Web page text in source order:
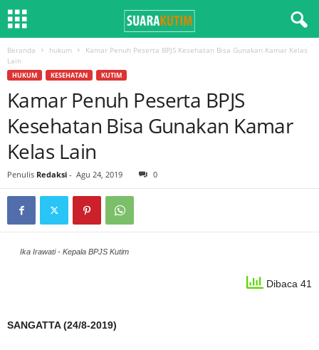
Beranda hukum
Kamar Penuh Peserta BPJS Kesehatan Bisa Gunakan Kamar Kelas
Lain
HUKUM KESEHATAN KUTIM
Kamar Penuh Peserta BPJS
Kesehatan Bisa Gunakan Kamar
Kelas Lain
Penulis Redaksi - Agu 24, 2019 0
Ika Irawati - Kepala BPJS Kutim
Dibaca 41
SANGATTA (24/8-2019)